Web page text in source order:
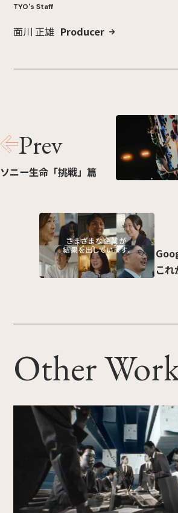
TYO's Staff
面川 正雄 Producer
Prev
ソニー生命「挑戦」篇
これ
Other